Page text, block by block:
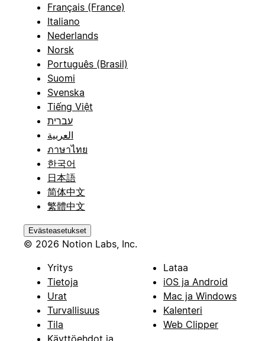
Français (France)
Italiano
Nederlands
Norsk
Português (Brasil)
Suomi
Svenska
Tiếng Việt
עברית
العربية
ภาษาไทย
한국어
日本語
简体中文
繁體中文
Evästeasetukset
© 2026 Notion Labs, Inc.
Yritys
Tietoja
Urat
Turvallisuus
Tila
Käyttöehdot ja
Lataa
iOS ja Android
Mac ja Windows
Kalenteri
Web Clipper